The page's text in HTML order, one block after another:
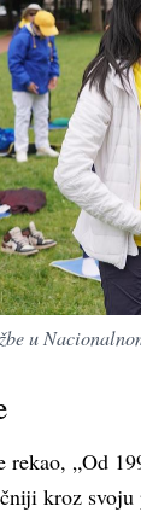
u
„Od
kroz